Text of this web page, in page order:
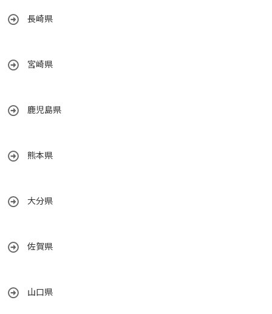
長崎県
宮崎県
鹿児島県
熊本県
大分県
佐賀県
山口県